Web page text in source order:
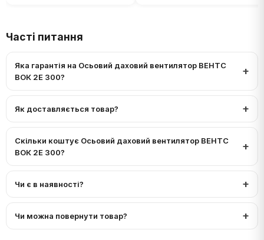
Часті питання
Яка гарантія на Осьовий даховий вентилятор ВЕНТС
ВОК 2Е 300?
Як доставляється товар?
Скільки коштує Осьовий даховий вентилятор ВЕНТС
ВОК 2Е 300?
Чи є в наявності?
Чи можна повернути товар?